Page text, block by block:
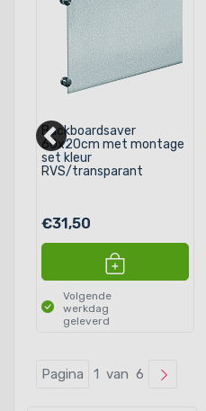
Backboardsaver
60x20cm met montage
set kleur
RVS/transparant
€31,50
Volgende
werkdag
geleverd
Pagina 1 van 6